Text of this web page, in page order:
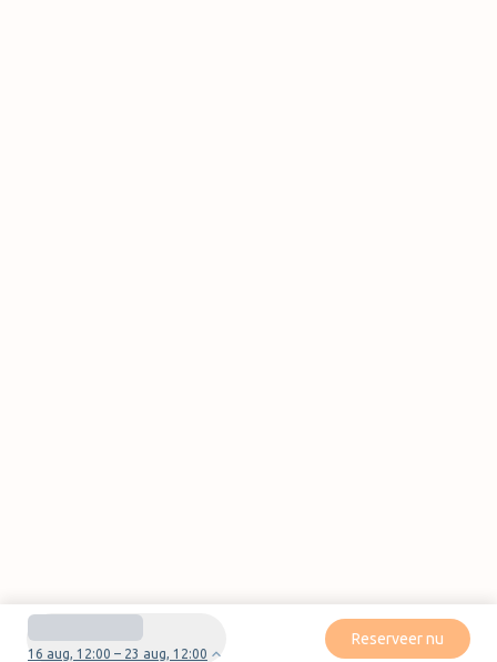
16 aug, 12:00 – 23 aug, 12:00
Reserveer nu